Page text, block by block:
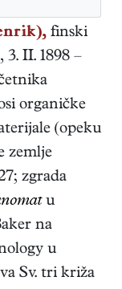
finski
, 3. II. 1898 –
organičke
(opeku
zemlje
zgrada
u
na
u
Sv. tri križa